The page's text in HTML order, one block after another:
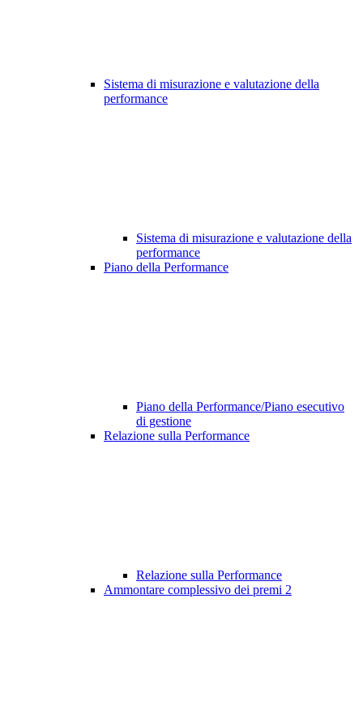
Sistema di misurazione e valutazione della
performance
Sistema di misurazione e valutazione della
performance
Piano della Performance
Piano della Performance/Piano esecutivo
di gestione
Relazione sulla Performance
Relazione sulla Performance
Ammontare complessivo dei premi 2